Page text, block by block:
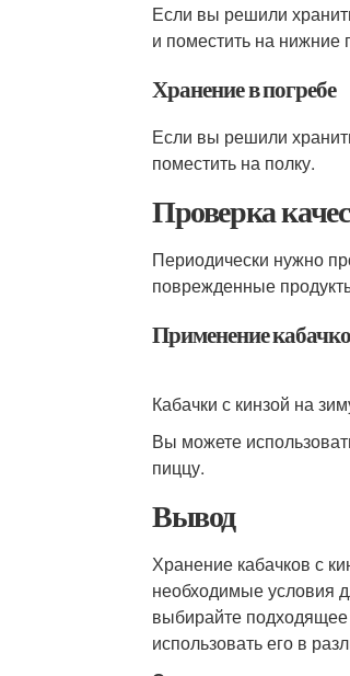
Если вы решили
и поместить на нижние
Хранение в погребе
Если вы решили
поместить на полку.
Проверка
Периодически нужно
поврежденные
Применение
Кабачки с кинзой на
Вы можете
пиццу.
Вывод
Хранение кабачков с
необходимые условия
выбирайте подходящее
использовать его в